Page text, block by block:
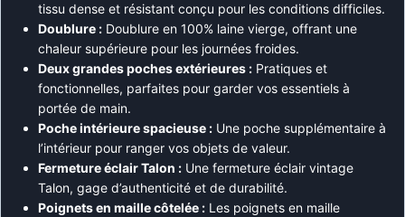
tissu dense et résistant conçu pour les conditions difficiles.
Doublure : Doublure en 100% laine vierge, offrant une
chaleur supérieure pour les journées froides.
Deux grandes poches extérieures : Pratiques et
fonctionnelles, parfaites pour garder vos essentiels à
portée de main.
Poche intérieure spacieuse : Une poche supplémentaire à
l’intérieur pour ranger vos objets de valeur.
Fermeture éclair Talon : Une fermeture éclair vintage
Talon, gage d’authenticité et de durabilité.
Poignets en maille côtelée : Les poignets en maille